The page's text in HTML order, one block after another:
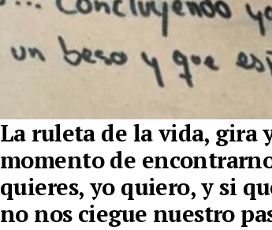
La ruleta de la vida, gira
momento de
quieres, yo quiero, y si
no nos ciegue nuestro